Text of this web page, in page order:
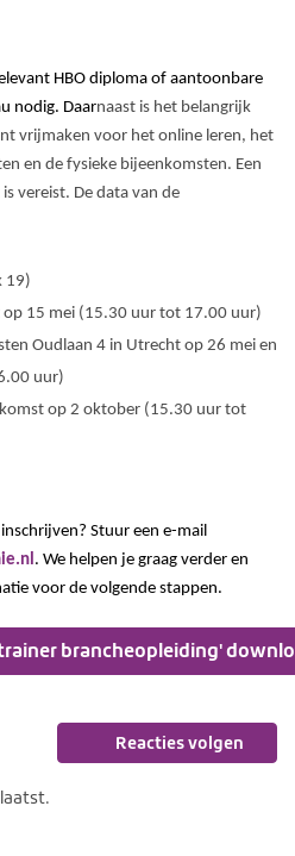
HBO diploma of aantoonbare
nodig. Daarnaast is het belangrijk
vrijmaken voor het online leren, het
en de fysieke bijeenkomsten. Een
vereist. De data van de
19)
15 mei (15.30 uur tot 17.00 uur)
Oudlaan 4 in Utrecht op 26 mei en
uur)
op 2 oktober (15.30 uur tot
Stuur een e-mail
. We helpen je graag verder en
voor de volgende stappen.
brancheopleiding'
Reacties volgen